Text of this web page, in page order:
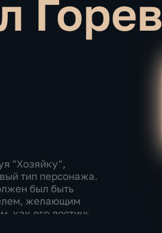
"Хозяйку",
тип персонажа.
был быть
желающим
как его достичь.